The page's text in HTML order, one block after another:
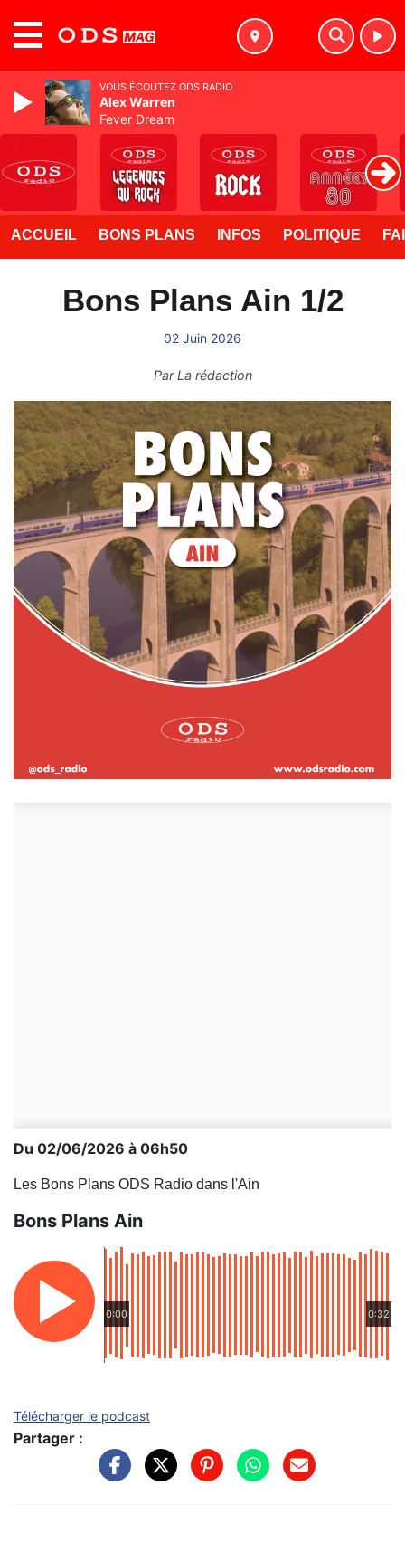
ACCUEIL BONS PLANS INFOS POLITIQUE
Bons Plans Ain 1/2
02 Juin 2026
ParLa rédaction
Du 02/06/2026 à 06h50
Les Bons Plans ODS Radio dans l'Ain
Bons Plans Ain
0:00 0:32
Télécharger le podcast
Partager :
VOUS ÉCOUTEZ ODS RADIO
Alex Warren
Fever Dream